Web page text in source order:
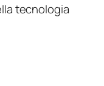
tecnologia